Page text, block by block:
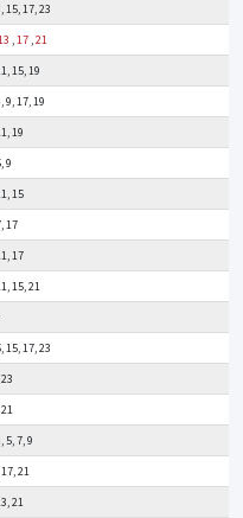
15, 17, 23
,17,21
15, 19
9, 17, 19
19
9
15
17
17
15, 21
15, 17, 23
5, 7, 9
21
21